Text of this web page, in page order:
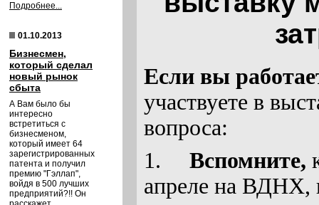
Подробнее...
01.10.2013
Бизнесмен,
который сделал
новый рынок
сбыта
А Вам было бы
интересно
встретиться с
бизнесменом,
который имеет 64
зарегистрированных
патента и получил
премию "Гэллап",
войдя в 500 лучших
предприятий?!! Он
Если вы
участвуете в
вопроса:
1. Вспомните,
апреле на ВДНХ,